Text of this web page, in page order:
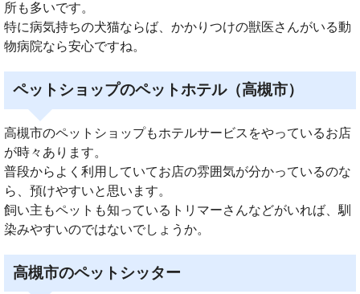
所も多いです。
特に病気持ちの犬猫ならば、かかりつけの獣医さんがいる動
物病院なら安心ですね。
ペットショップのペットホテル（高槻市）
高槻市のペットショップもホテルサービスをやっているお店
が時々あります。
普段からよく利用していてお店の雰囲気が分かっているのな
ら、預けやすいと思います。
飼い主もペットも知っているトリマーさんなどがいれば、馴
染みやすいのではないでしょうか。
高槻市のペットシッター